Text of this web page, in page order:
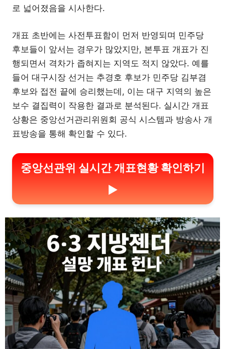
로 넓어졌음을 시사한다.
개표 초반에는 사전투표함이 먼저 반영되며 민주당
후보들이 앞서는 경우가 많았지만, 본투표 개표가 진
행되면서 격차가 좁혀지는 지역도 적지 않았다. 예를
들어 대구시장 선거는 추경호 후보가 민주당 김부겸
후보와 접전 끝에 승리했는데, 이는 대구 지역의 높은
보수 결집력이 작용한 결과로 분석된다. 실시간 개표
상황은 중앙선거관리위원회 공식 시스템과 방송사 개
표방송을 통해 확인할 수 있다.
중앙선관위 실시간 개표현황 확인하기
▶